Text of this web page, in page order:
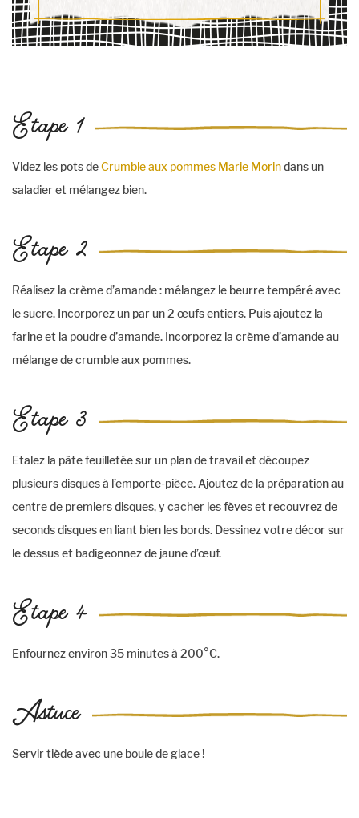
Etape 1
Videz les pots deCrumble aux pommes Marie Morindans un
saladier et mélangez bien.
Etape 2
Réalisez la crème d’amande : mélangez le beurre tempéré avec
le sucre. Incorporez un par un 2 œufs entiers. Puis ajoutez la
farine et la poudre d’amande. Incorporez la crème d’amande au
mélange de crumble aux pommes.
Etape 3
Etalez la pâte feuilletée sur un plan de travail et découpez
plusieurs disques à l’emporte-pièce. Ajoutez de la préparation au
centre de premiers disques, y cacher les fèves et recouvrez de
seconds disques en liant bien les bords. Dessinez votre décor sur
le dessus et badigeonnez de jaune d’œuf.
Etape 4
Enfournez environ 35 minutes à 200°C.
Astuce
Servir tiède avec une boule de glace !